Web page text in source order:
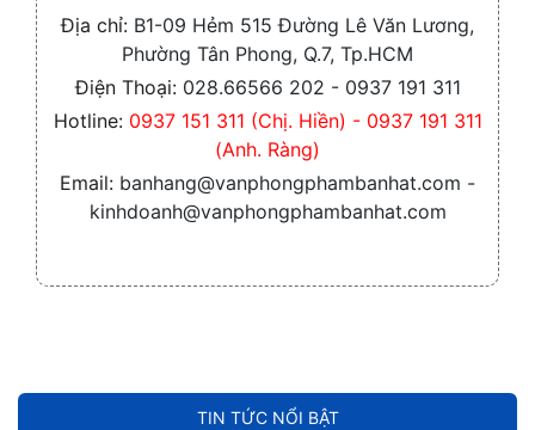
TIN TỨC NỔI BẬT
Địa chỉ: B1-09 Hẻm 515 Đường Lê Văn Lương,
Phường Tân Phong, Q.7, Tp.HCM
Điện Thoại: 028.66566 202 - 0937 191 311
Hotline: 0937 151 311 (Chị. Hiền) - 0937 191 311
(Anh. Ràng)
Email: banhang@vanphongphambanhat.com -
kinhdoanh@vanphongphambanhat.com